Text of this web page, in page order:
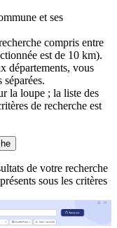
et ses
compris entre
est de 10 km).
départements, vous
la loupe ; la liste des
de recherche est
de votre recherche
sous les critères